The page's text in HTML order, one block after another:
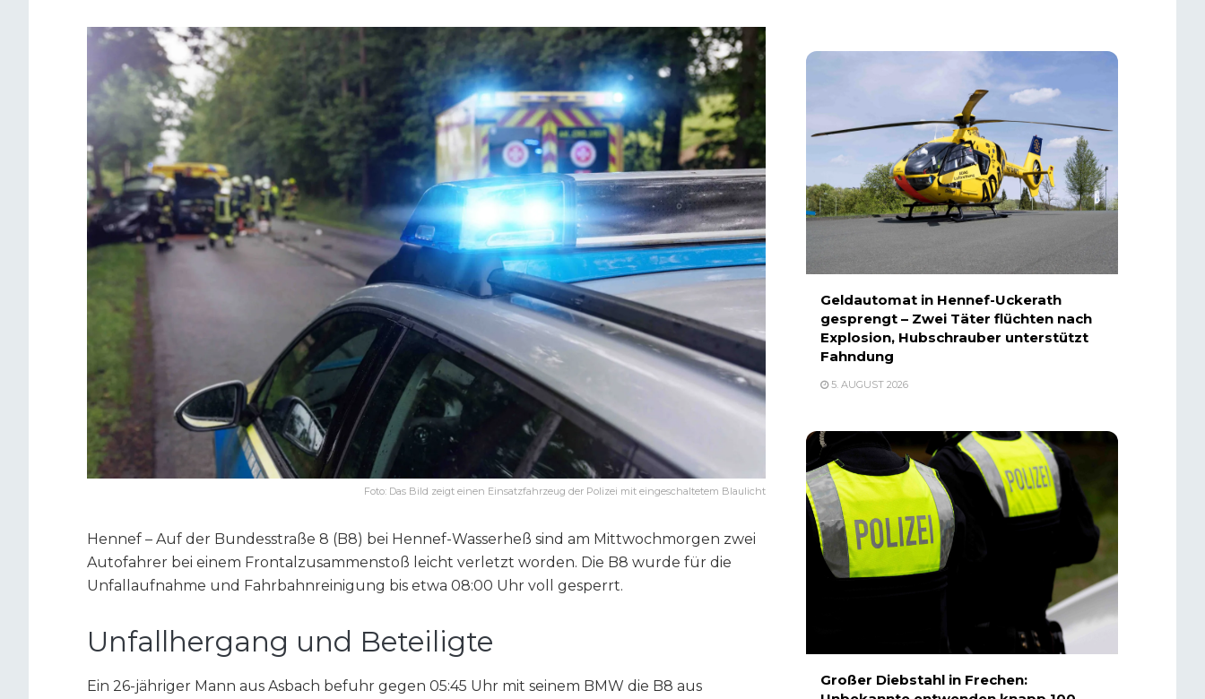
Foto: Das Bild zeigt einen Einsatzfahrzeug der Polizei mit eingeschaltetem Blaulicht
Hennef – Auf der Bundesstraße 8 (B8) bei Hennef-Wasserheß sind am Mittwochmorgen zwei
Autofahrer bei einem Frontalzusammenstoß leicht verletzt worden. Die B8 wurde für die
Unfallaufnahme und Fahrbahnreinigung bis etwa 08:00 Uhr voll gesperrt.
Unfallhergang und Beteiligte
Ein 26-jähriger Mann aus Asbach befuhr gegen 05:45 Uhr mit seinem BMW die B8 aus
Geldautomat in Hennef-Uckerath
gesprengt – Zwei Täter flüchten nach
Explosion, Hubschrauber unterstützt
Fahndung
5. AUGUST 2026
Großer Diebstahl in Frechen: